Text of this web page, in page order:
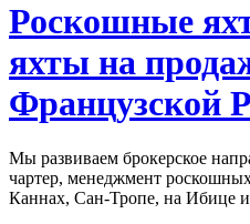
Роскошные
яхты на
Французской
Мы развиваем брокерское
чартер, менеджмент
Каннах, Сан-Тропе, на Ибице